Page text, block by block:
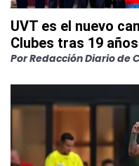
UVT es el nuevo
Clubes tras 19
PorRedacción Diario de